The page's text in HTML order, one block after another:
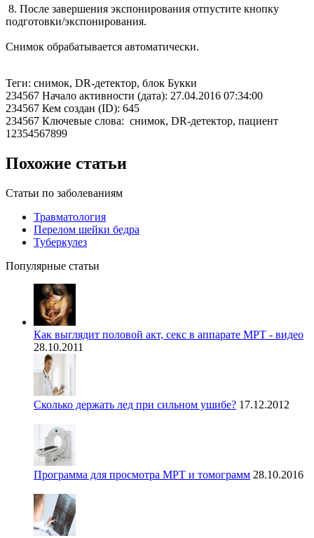
8. После завершения экспонирования отпустите кнопку
подготовки/экспонирования.
Снимок обрабатывается автоматически.
Теги: снимок, DR-детектор, блок Букки
234567 Начало активности (дата): 27.04.2016 07:34:00
234567 Кем создан (ID): 645
234567 Ключевые слова: снимок, DR-детектор, пациент
12354567899
Похожие статьи
Статьи по заболеваниям
Травматология
Перелом шейки бедра
Туберкулез
Популярные статьи
Как выглядит половой акт, секс в аппарате МРТ - видео
28.10.2011
Сколько держать лед при сильном ушибе? 17.12.2012
Программа для просмотра МРТ и томограмм 28.10.2016